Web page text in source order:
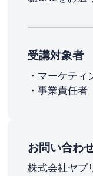
受講対象者
・マーケテ
・事業責任者
お問い合わ
株式会社ヤプ